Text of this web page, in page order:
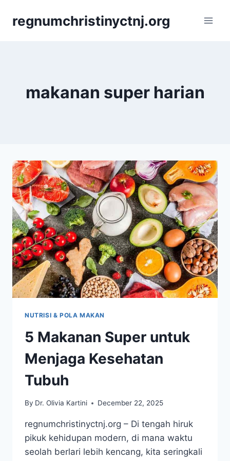
regnumchristinyctnj.org
makanan super harian
NUTRISI & POLA MAKAN
5 Makanan Super untuk
Menjaga Kesehatan
Tubuh
By Dr. Olivia Kartini December 22, 2025
regnumchristinyctnj.org – Di tengah hiruk
pikuk kehidupan modern, di mana waktu
seolah berlari lebih kencang, kita seringkali